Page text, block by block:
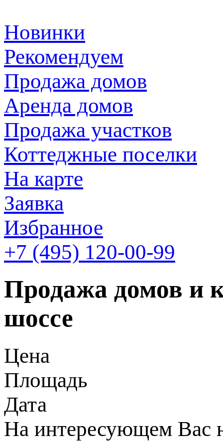
Новинки
Рекомендуем
Продажа домов
Аренда домов
Продажа участков
Коттеджные поселки
На карте
Заявка
Избранное
+7 (495) 120-00-99
Продажа домов и
шоссе
Цена
Площадь
Дата
На интересующем Вас